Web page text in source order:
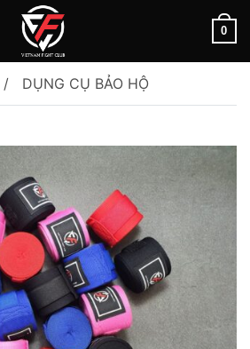
0
DỤNG CỤ BẢO HỘ